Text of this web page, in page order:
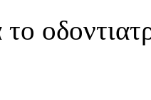
το